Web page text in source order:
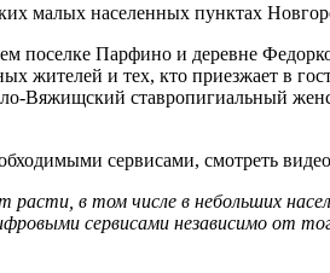
малых населенных пунктах
поселке Парфино и деревне
жителей и тех, кто приезжает в
Вяжищский ставропигиальный
сервисами, смотреть
в том числе в небольших
сервисами независимо от